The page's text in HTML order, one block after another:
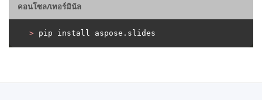
คอนโซล/เทอร์มินัล
> pip install aspose.slides